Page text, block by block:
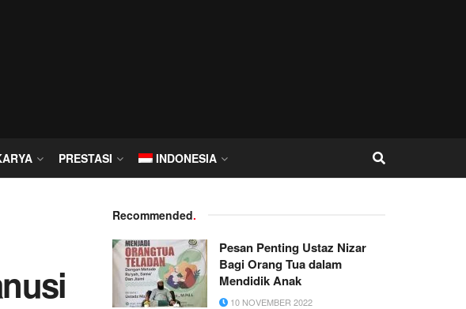
PRESTASI INDONESIA
Recommended.
Pesan Penting Ustaz Nizar
Bagi Orang Tua dalam
Mendidik Anak
10 NOVEMBER 2022